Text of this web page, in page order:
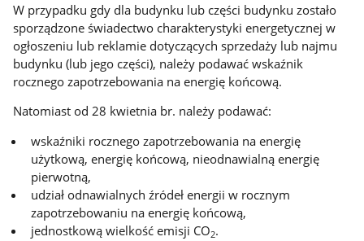
W przypadku gdy dla budynku lub części budynku zostało
sporządzone świadectwo charakterystyki energetycznej w
ogłoszeniu lub reklamie dotyczących sprzedaży lub najmu
budynku (lub jego części), należy podawać wskaźnik
rocznego zapotrzebowania na energię końcową.
Natomiast od 28 kwietnia br. należy podawać:
wskaźniki rocznego zapotrzebowania na energię
użytkową, energię końcową, nieodnawialną energię
pierwotną,
udział odnawialnych źródeł energii w rocznym
zapotrzebowaniu na energię końcową,
jednostkową wielkość emisji CO2.